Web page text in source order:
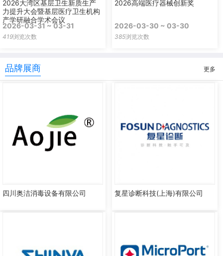
2026大湾区基层卫生新质生产
力提升大会暨基层医疗卫生机构
产学研融合学术会议
2026-03-31 ~ 03-31
419浏览次数
2026高端医疗器械创新奖
2026-03-30 ~ 03-30
385浏览次数
品牌展商 更多
四川奥洁消毒设备有限公司 复星诊断科技(上海)有限公司